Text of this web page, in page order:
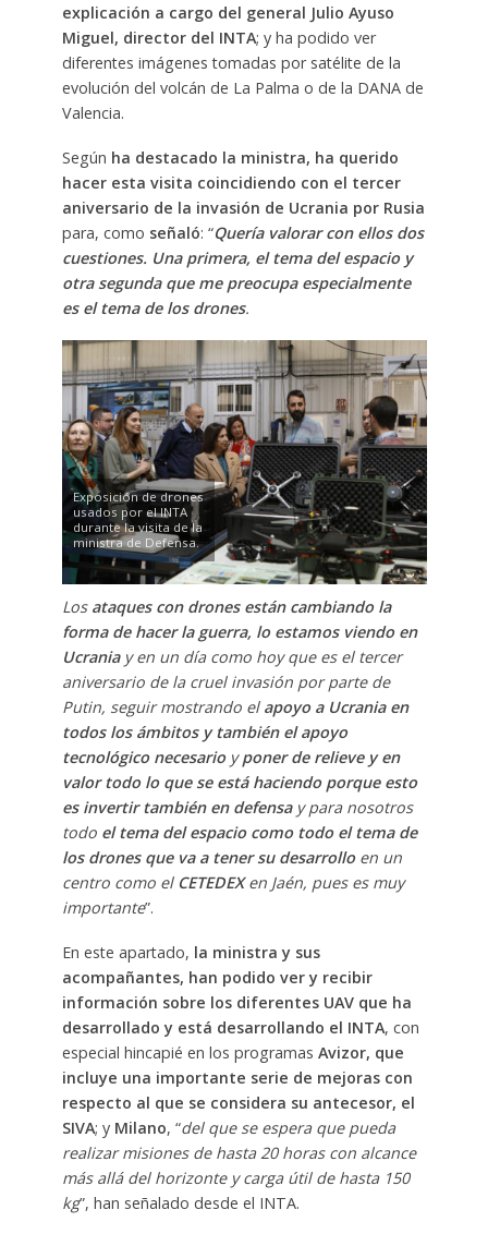
explicación a cargo del general Julio Ayuso
Miguel, director del INTA; y ha podido ver
diferentes imágenes tomadas por satélite de la
evolución del volcán de La Palma o de la DANA de
Valencia.
Según ha destacado la ministra, ha querido
hacer esta visita coincidiendo con el tercer
aniversario de la invasión de Ucrania por Rusia
para, como señaló: “Quería valorar con ellos dos
cuestiones. Una primera, el tema del espacio y
otra segunda que me preocupa especialmente
es el tema de los drones.
Exposición de drones
usados por el INTA
durante la visita de la
ministra de Defensa.
Los ataques con drones están cambiando la
forma de hacer la guerra, lo estamos viendo en
Ucraniay en un día como hoy que es el tercer
aniversario de la cruel invasión por parte de
Putin, seguir mostrando el apoyo a Ucrania en
todos los ámbitos y también el apoyo
tecnológico necesarioyponer de relieve y en
valor todo lo que se está haciendo porque esto
es invertir también en defensay para nosotros
todo el tema del espacio como todo el tema de
los drones que va a tener su desarrolloen un
centro como el CETEDEXen Jaén, pues es muy
importante”.
En este apartado, la ministra y sus
acompañantes, han podido ver y recibir
información sobre los diferentes UAV que ha
desarrollado y está desarrollando el INTA, con
especial hincapié en los programas Avizor, que
incluye una importante serie de mejoras con
respecto al que se considera su antecesor, el
SIVA; y Milano, “del que se espera que pueda
realizar misiones de hasta 20 horas con alcance
más allá del horizonte y carga útil de hasta 150
kg”, han señalado desde el INTA.